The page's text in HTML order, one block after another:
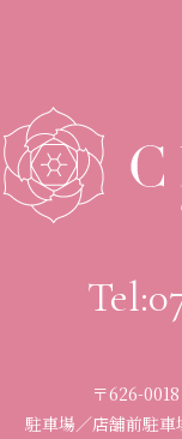
〒626-
駐車場／店舗前駐